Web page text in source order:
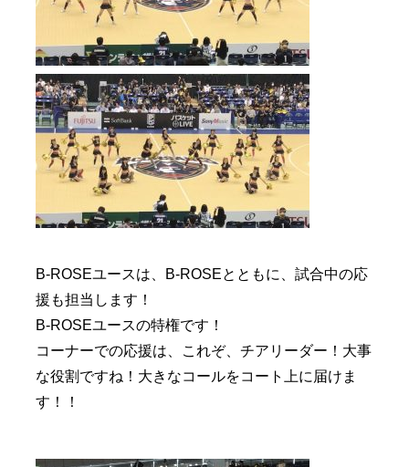
B-ROSEユースは、B-ROSEとともに、試合中の応
援も担当します！
B-ROSEユースの特権です！
コーナーでの応援は、これぞ、チアリーダー！大事
な役割ですね！大きなコールをコート上に届けま
す！！